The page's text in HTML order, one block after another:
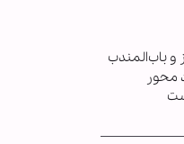
و باب‌المندب
محور